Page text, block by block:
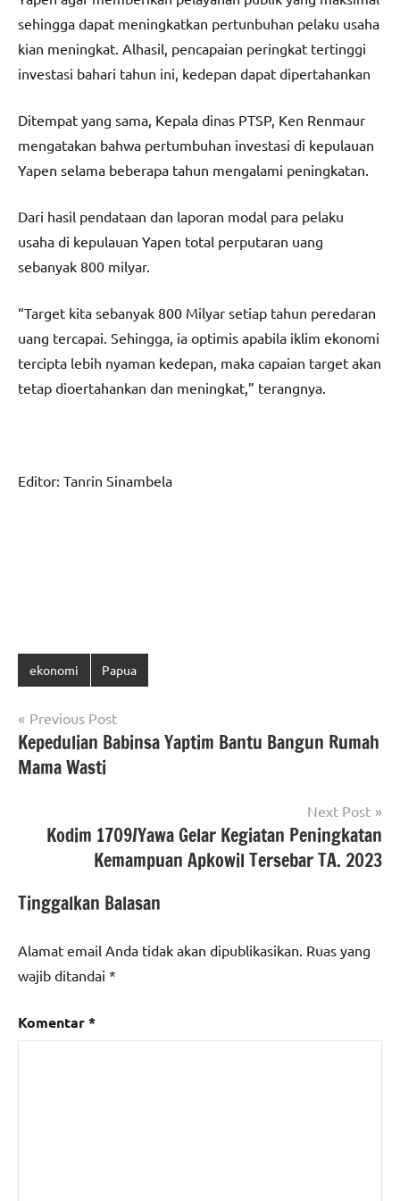
sehingga dapat meningkatkan pertunbuhan pelaku usaha
kian meningkat. Alhasil, pencapaian peringkat tertinggi
investasi bahari tahun ini, kedepan dapat dipertahankan
Ditempat yang sama, Kepala dinas PTSP, Ken Renmaur
mengatakan bahwa pertumbuhan investasi di kepulauan
Yapen selama beberapa tahun mengalami peningkatan.
Dari hasil pendataan dan laporan modal para pelaku
usaha di kepulauan Yapen total perputaran uang
sebanyak 800 milyar.
“Target kita sebanyak 800 Milyar setiap tahun peredaran
uang tercapai. Sehingga, ia optimis apabila iklim ekonomi
tercipta lebih nyaman kedepan, maka capaian target akan
tetap dioertahankan dan meningkat,” terangnya.
Editor: Tanrin Sinambela
ekonomi Papua
Navigasi
pos
Previous Post
Kepedulian Babinsa Yaptim Bantu Bangun Rumah
Mama Wasti
Next Post
Kodim 1709/Yawa Gelar Kegiatan Peningkatan
Kemampuan Apkowil Tersebar TA. 2023
Tinggalkan Balasan
Alamat email Anda tidak akan dipublikasikan. Ruas yang
wajib ditandai *
Komentar*